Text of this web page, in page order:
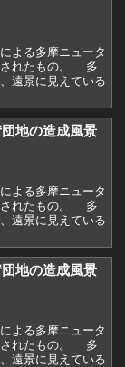
よる多摩ニュータ
されたもの。 多
遠景に見えている
地の造成風景
よる多摩ニュータ
されたもの。 多
遠景に見えている
地の造成風景
よる多摩ニュータ
されたもの。 多
遠景に見えている